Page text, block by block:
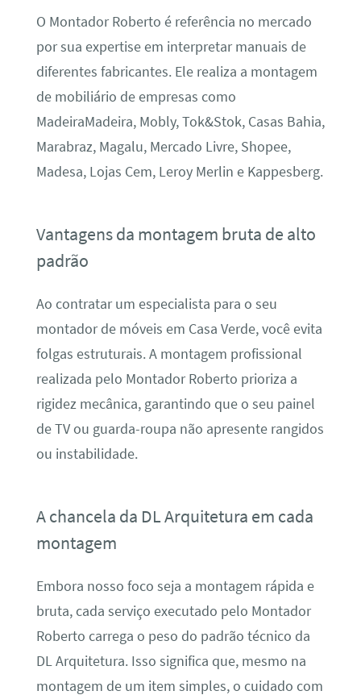
O Montador Roberto é referência no mercado
por sua expertise em interpretar manuais de
diferentes fabricantes. Ele realiza a montagem
de mobiliário de empresas como
MadeiraMadeira, Mobly, Tok&Stok, Casas Bahia,
Marabraz, Magalu, Mercado Livre, Shopee,
Madesa, Lojas Cem, Leroy Merlin e Kappesberg.
Vantagens da montagem bruta de alto
padrão
Ao contratar um especialista para o seu
montador de móveis em Casa Verde, você evita
folgas estruturais. A montagem profissional
realizada pelo Montador Roberto prioriza a
rigidez mecânica, garantindo que o seu painel
de TV ou guarda-roupa não apresente rangidos
ou instabilidade.
A chancela da DL Arquitetura em cada
montagem
Embora nosso foco seja a montagem rápida e
bruta, cada serviço executado pelo Montador
Roberto carrega o peso do padrão técnico da
DL Arquitetura. Isso significa que, mesmo na
montagem de um item simples, o cuidado com